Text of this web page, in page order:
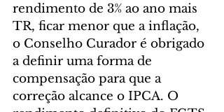
rendimento de 3% ao ano mais
TR, ficar menor que a inflação,
o Conselho Curador é obrigado
a definir uma forma de
compensação para que a
correção alcance o IPCA. O